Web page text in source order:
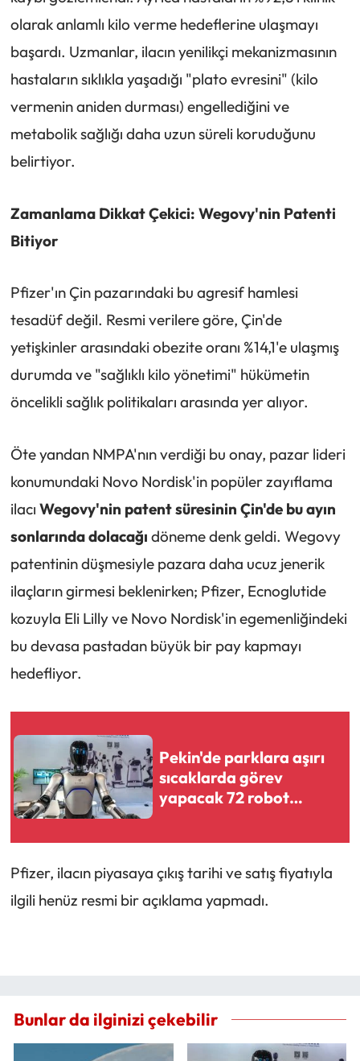
olarak anlamlı kilo verme hedeflerine ulaşmayı
başardı. Uzmanlar, ilacın yenilikçi mekanizmasının
hastaların sıklıkla yaşadığı "plato evresini" (kilo
vermenin aniden durması) engellediğini ve
metabolik sağlığı daha uzun süreli koruduğunu
belirtiyor.
Zamanlama Dikkat Çekici: Wegovy'nin Patenti
Bitiyor
Pfizer'ın Çin pazarındaki bu agresif hamlesi
tesadüf değil. Resmi verilere göre, Çin'de
yetişkinler arasındaki obezite oranı %14,1'e ulaşmış
durumda ve "sağlıklı kilo yönetimi" hükümetin
öncelikli sağlık politikaları arasında yer alıyor.
Öte yandan NMPA'nın verdiği bu onay, pazar lideri
konumundaki Novo Nordisk'in popüler zayıflama
ilacı Wegovy'nin patent süresinin Çin'de bu ayın
sonlarında dolacağı döneme denk geldi. Wegovy
patentinin düşmesiyle pazara daha ucuz jenerik
ilaçların girmesi beklenirken; Pfizer, Ecnoglutide
kozuyla Eli Lilly ve Novo Nordisk'in egemenliğindeki
bu devasa pastadan büyük bir pay kapmayı
hedefliyor.
Pekin'de parklara aşırı
sıcaklarda görev
yapacak 72 robot
Pfizer, ilacın piyasaya çıkış tarihi ve satış fiyatıyla
ilgili henüz resmi bir açıklama yapmadı.
Bunlar da ilginizi çekebilir